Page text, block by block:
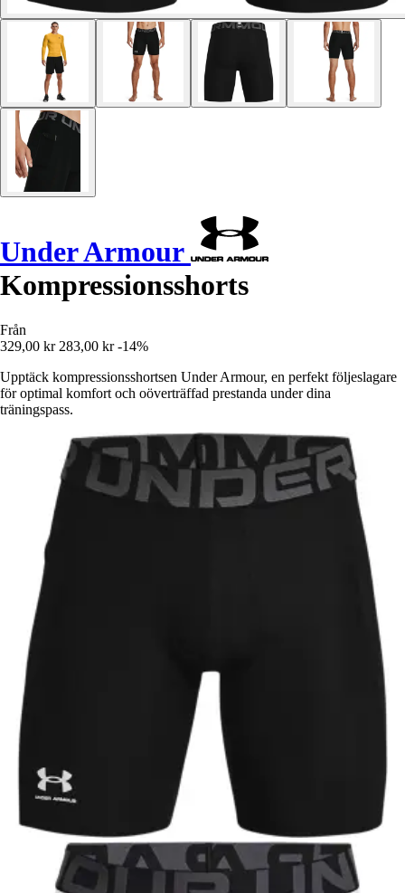
Under Armour
Kompressionsshorts
Från
329,00 kr 283,00 kr -14%
Upptäck kompressionsshortsen Under Armour, en perfekt följeslagare
för optimal komfort och oöverträffad prestanda under dina
träningspass.